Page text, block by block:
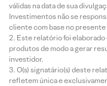
válidas na data de sua
Investimentos não se
cliente com base no
Este relatório foi
produtos de modo a gerar
investidor.
O(s) signatário(s) deste
refletem única e